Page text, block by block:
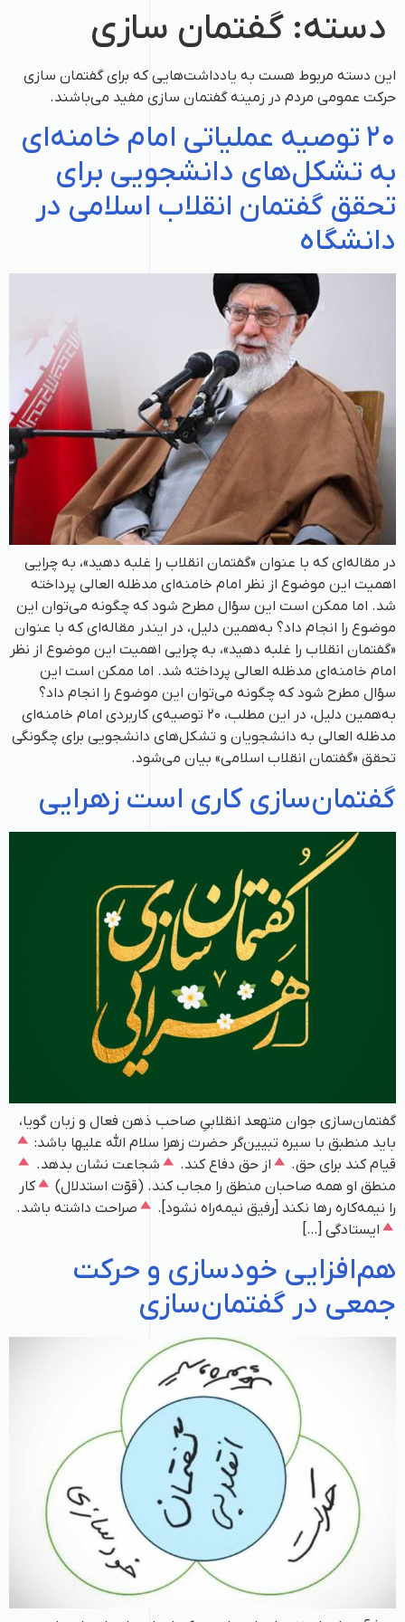
دسته: گفتمان سازی
این دسته مربوط هست به یادداشت‌هایی که برای گفتمان سازی
حرکت عمومی مردم در زمینه گفتمان سازی مفید می‌باشند.
۲۰ توصیه عملیاتی امام خامنه‌ای
به تشکل‌های دانشجویی برای
تحقق گفتمان انقلاب اسلامی در
دانشگاه
در مقاله‌ای که با عنوان «گفتمان انقلاب را غلبه دهید»، به چرایی
اهمیت این موضوع از نظر امام خامنه‌ای مدظله العالی پرداخته
شد. اما ممکن است این سؤال مطرح شود که چگونه می‌توان این
موضوع را انجام داد؟ به‌همین دلیل، در ایندر مقاله‌ای که با عنوان
«گفتمان انقلاب را غلبه دهید»، به چرایی اهمیت این موضوع از نظر
امام خامنه‌ای مدظله العالی پرداخته شد. اما ممکن است این
سؤال مطرح شود که چگونه می‌توان این موضوع را انجام داد؟
به‌همین دلیل، در این مطلب، ۲۰ توصیه‌ی کاربردی امام خامنه‌ای
مدظله العالی به دانشجویان و تشکل‌های دانشجویی برای چگونگی
تحقق «گفتمان انقلاب اسلامی» بیان می‌شود.
گفتمان‌سازی کاری است زهرایی
گفتمان‌سازی جوان متهعد انقلابیِ صاحب ذهن فعال و زبان گویا،
باید منطبق با سیره تبیین‌گر حضرت زهرا سلام الله علیها باشد:
قیام کند برای حق.
از حق دفاع کند.
شجاعت نشان بدهد.
منطق او همه‌ صاحبان منطق را مجاب کند. (قوّت استدلال)
کار
را نیمه‌کاره رها نکند [رفیق نیمه‌راه نشود].
صراحت داشته باشد.
ایستادگی […]
هم‌افزایی خودسازی و حرکت
جمعی در گفتمان‌سازی